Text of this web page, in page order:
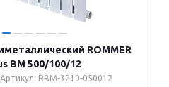
ROMMER
BM 500/100/12
Артикул: RBM-3210-050012